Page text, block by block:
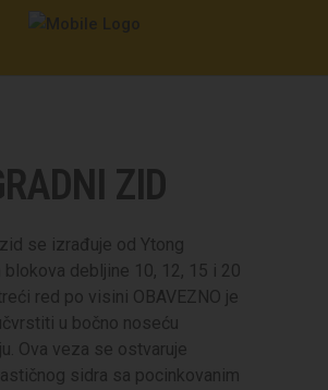
ZID
se izrađuje od Ytong
blokova debljine 10, 12, 15 i 20
red po visini OBAVEZNO je
u bočno noseću
Ova veza se ostvaruje
sidra sa pocinkovanim